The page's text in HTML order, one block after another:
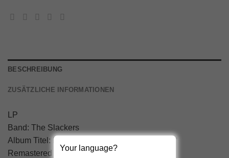
BESCHREIBUNG
ZUSÄTZLICHE INFORMATIONEN
LP
Band: The Slackers
Album Titel: Redlight ’20th Anniversary Edition‘
Remastered 180g Vinyl
Your language?